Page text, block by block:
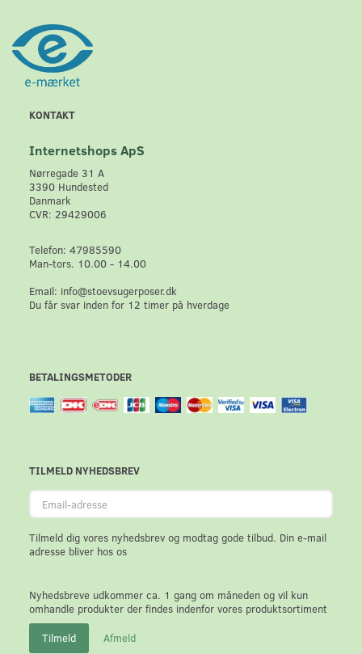
KONTAKT
Internetshops ApS
Nørregade 31 A
3390 Hundested
Danmark
CVR: 29429006
Telefon: 47985590
Man-tors. 10.00 - 14.00
Email: info@stoevsugerposer.dk
Du får svar inden for 12 timer på hverdage
BETALINGSMETODER
TILMELD NYHEDSBREV
Email-
adresse
Tilmeld dig vores nyhedsbrev og modtag gode tilbud. Din e-mail
adresse bliver hos os
Nyhedsbreve udkommer ca. 1 gang om måneden og vil kun
omhandle produkter der findes indenfor vores produktsortiment
Tilmeld Afmeld